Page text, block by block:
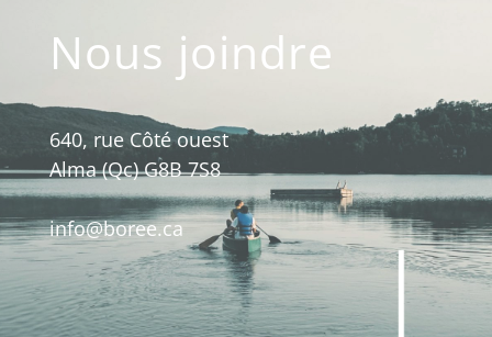
Nous joindre
640, rue Côté ouest
Alma (Qc) G8B 7S8
info@boree.ca